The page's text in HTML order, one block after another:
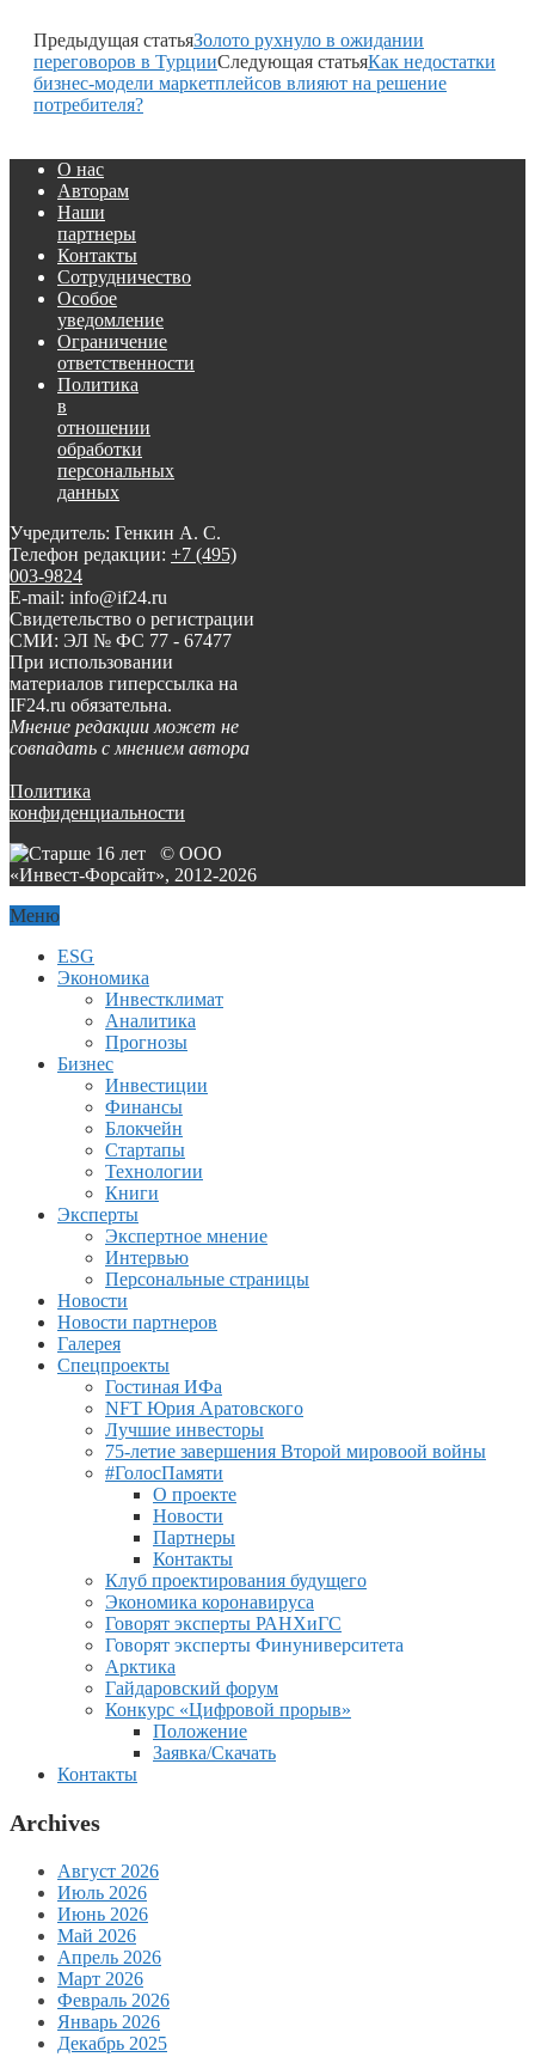
Предыдущая статьяЗолото рухнуло в ожидании
переговоров в ТурцииСледующая статьяКак недостатки
бизнес-модели маркетплейсов влияют на решение
потребителя?
О нас
Авторам
Наши
партнеры
Контакты
Сотрудничество
Особое
уведомление
Ограничение
ответственности
Политика
в
отношении
обработки
персональных
данных
Учредитель: Генкин А. С.
Телефон редакции: +7 (495)
003-9824
E-mail: info@if24.ru
Свидетельство о регистрации
СМИ: ЭЛ № ФС 77 - 67477
При использовании
материалов гиперссылка на
IF24.ru обязательна.
Мнение редакции может не
совпадать с мнением автора
Политика
конфиденциальности
© ООО
«Инвест-Форсайт», 2012-2026
Меню
ESG
Экономика
Инвестклимат
Аналитика
Прогнозы
Бизнес
Инвестиции
Финансы
Блокчейн
Стартапы
Технологии
Книги
Эксперты
Экспертное мнение
Интервью
Персональные страницы
Новости
Новости партнеров
Галерея
Спецпроекты
Гостиная ИФа
NFT Юрия Аратовского
Лучшие инвесторы
75-летие завершения Второй мировоой войны
#ГолосПамяти
О проекте
Новости
Партнеры
Контакты
Клуб проектирования будущего
Экономика коронавируса
Говорят эксперты РАНХиГС
Говорят эксперты Финуниверситета
Арктика
Гайдаровский форум
Конкурс «Цифровой прорыв»
Положение
Заявка/Скачать
Контакты
Archives
Август 2026
Июль 2026
Июнь 2026
Май 2026
Апрель 2026
Март 2026
Февраль 2026
Январь 2026
Декабрь 2025